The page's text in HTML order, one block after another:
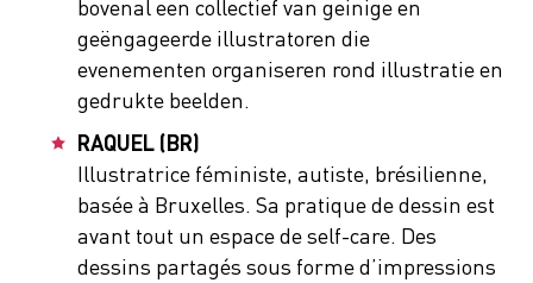
bovenal een collectief van geinige en
geëngageerde illustratoren die
evenementen organiseren rond illustratie en
gedrukte beelden.
RAQUEL (BR)
Illustratrice féministe, autiste, brésilienne,
basée à Bruxelles. Sa pratique de dessin est
avant tout un espace de self-care. Des
dessins partagés sous forme d’impressions